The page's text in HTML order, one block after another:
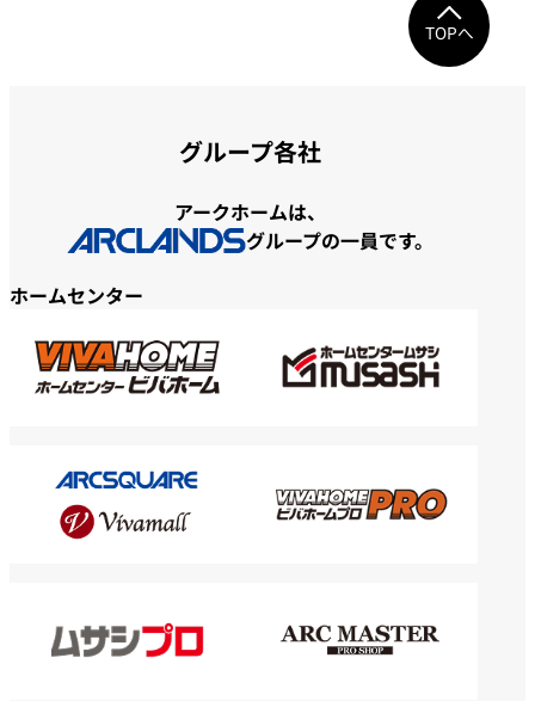
TOPへ
グループ各社
アークホームは、
グループの一員です。
ホームセンター